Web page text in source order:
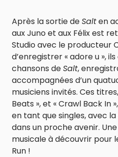
Après la sortie deSalten
aux Juno et aux Félix est
Studio avec le producteur
d’enregistrer « adore u »,
chansons deSalt,
accompagnées d’un
musiciens invités. Ces
Beats », et « Crawl Back In
en tant que singles, avec la
dans un proche avenir.
musicale à découvrir pour
Run !